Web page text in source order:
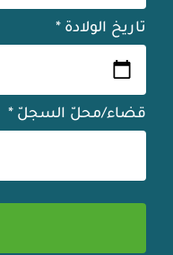
تاريخ الولادة *
قضاء/محلّ السجلّ *